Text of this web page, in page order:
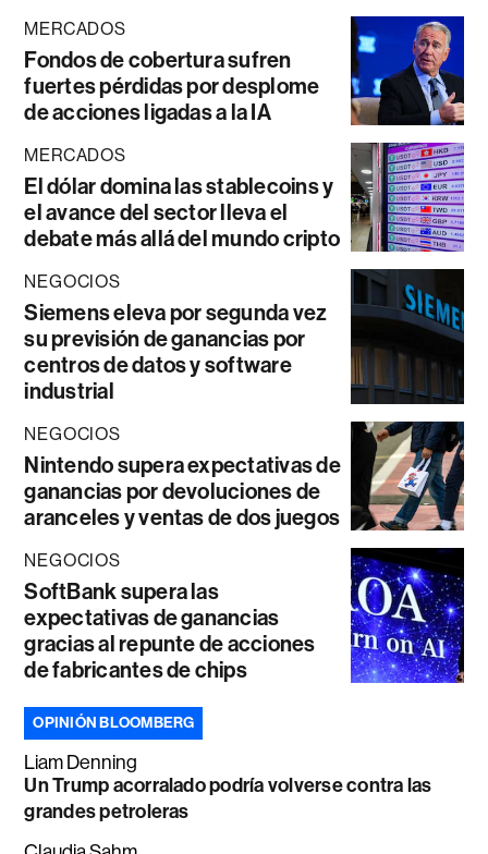
MERCADOS
Fondos de cobertura sufren
fuertes pérdidas por desplome
de acciones ligadas a la IA
MERCADOS
El dólar domina las stablecoins y
el avance del sector lleva el
debate más allá del mundo cripto
NEGOCIOS
Siemens eleva por segunda vez
su previsión de ganancias por
centros de datos y software
industrial
NEGOCIOS
Nintendo supera expectativas de
ganancias por devoluciones de
aranceles y ventas de dos juegos
NEGOCIOS
SoftBank supera las
expectativas de ganancias
gracias al repunte de acciones
de fabricantes de chips
OPINIÓN BLOOMBERG
Liam Denning
Un Trump acorralado podría volverse contra las
grandes petroleras